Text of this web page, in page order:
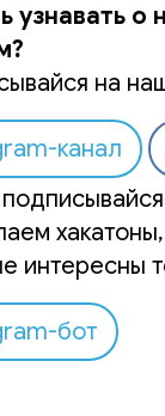
узнавать о
на
канал
интересны
бот